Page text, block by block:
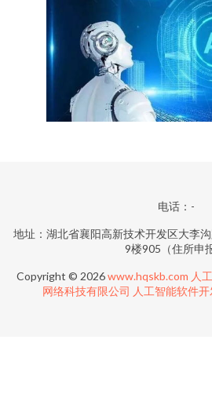
电话：-
地址：湖北省襄阳高新技术开发区大李
9楼905（住所申
Copyright © 2026www.hqskb.com 人
网络科技有限公司 人工智能软件